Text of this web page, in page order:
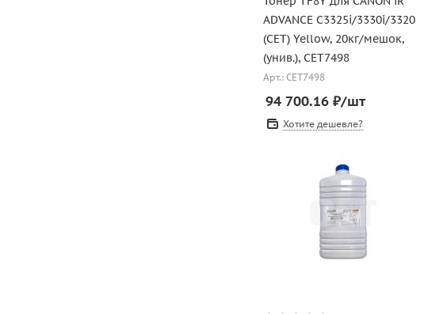
ADVANCE C3325i/3330i/3320
(CET) Yellow, 20кг/мешок,
(унив.), CET7498
Арт.: CET7498
94 700.16 ₽/шт
Хотите дешевле?